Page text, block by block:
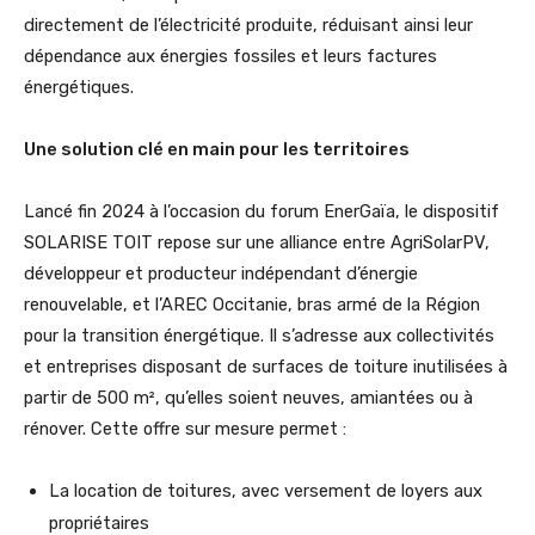
directement de l’électricité produite, réduisant ainsi leur
dépendance aux énergies fossiles et leurs factures
énergétiques.
Une solution clé en main pour les territoires
Lancé fin 2024 à l’occasion du forum EnerGaïa, le dispositif
SOLARISE TOIT repose sur une alliance entre AgriSolarPV,
développeur et producteur indépendant d’énergie
renouvelable, et l’AREC Occitanie, bras armé de la Région
pour la transition énergétique. Il s’adresse aux collectivités
et entreprises disposant de surfaces de toiture inutilisées à
partir de 500 m², qu’elles soient neuves, amiantées ou à
rénover. Cette offre sur mesure permet :
La location de toitures, avec versement de loyers aux
propriétaires